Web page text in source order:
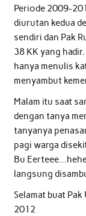
Periode 2009-
diurutan kedua
sendiri dan Pak
38 KK yang
hanya menulis
menyambut
Malam itu saat
dengan tanya
tanyanya
pagi warga
Bu
langsung
Selamat buat
2012